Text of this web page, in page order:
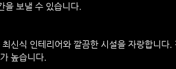
을 보낼 수 있습니다.
신식 인테리어와 깔끔한 시설을 자랑합니다
높습니다.